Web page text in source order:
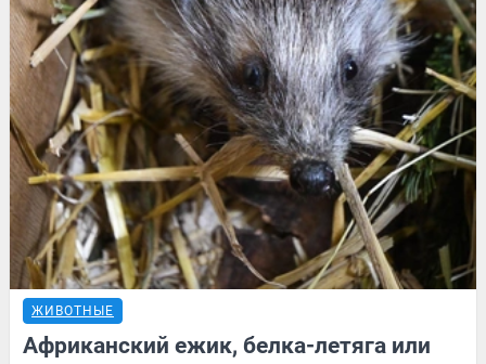
ЖИВОТНЫЕ
Африканский ежик, белка-летяга или